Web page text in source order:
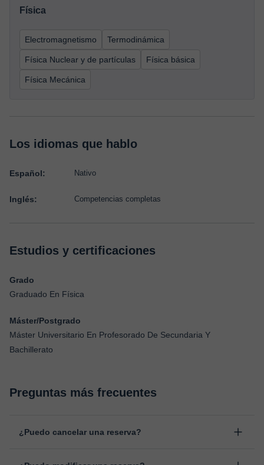
Física
Electromagnetismo Termodinámica
Física Nuclear y de partículas Física básica
Física Mecánica
Los idiomas que hablo
Español: Nativo
Inglés: Competencias completas
Estudios y certificaciones
Grado
Graduado En Física
Máster/Postgrado
Máster Universitario En Profesorado De Secundaria Y
Bachillerato
Preguntas más frecuentes
¿Puedo cancelar una reserva?